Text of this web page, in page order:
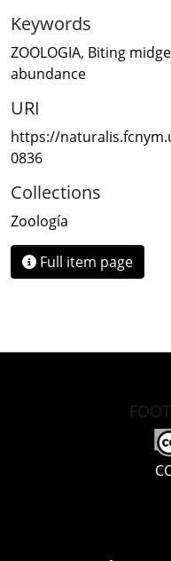
Keywords
ZOOLOGIA, Biting
abundance
URI
https://
0836
Collections
Zoología
Full item page